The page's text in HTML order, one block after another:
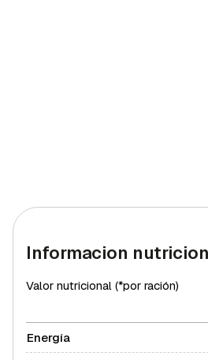
Informacion
Valor nutricional (*por ración)
Energía